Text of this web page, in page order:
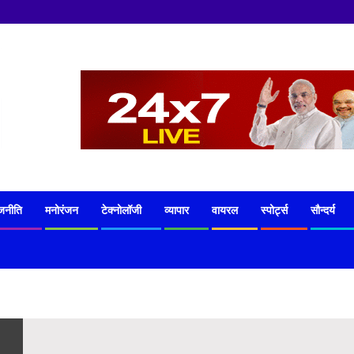
मनोरंजन टेक्नोलॉजी व्यापार वायरल स्पोर्ट्स सौन्दर्य